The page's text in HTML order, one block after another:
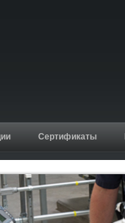
Сертификаты